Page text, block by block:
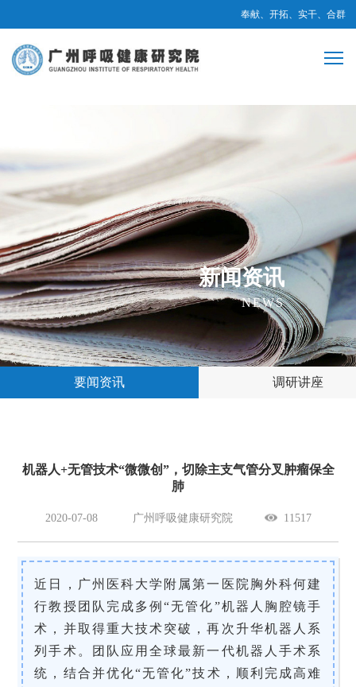
奉献、开拓、实干、合群
新闻资讯
NEWS
要闻资讯 调研讲座
机器人+无管技术“微微创”，切除主支气管分叉肿瘤保全
肺
2020-07-08 广州呼吸健康研究院 11517
近日，广州医科大学附属第一医院胸外科何建
行教授团队完成多例“无管化”机器人胸腔镜手
术，并取得重大技术突破，再次升华机器人系
列手术。团队应用全球最新一代机器人手术系
统，结合并优化“无管化”技术，顺利完成高难